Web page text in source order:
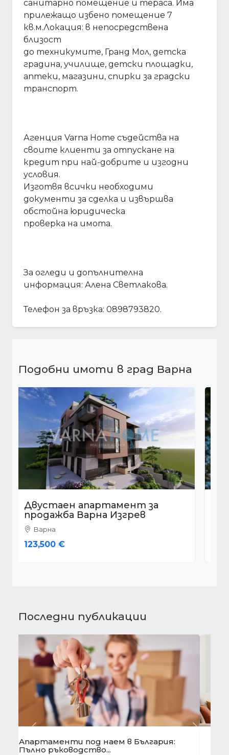
санитарно помещение и тераса. Има
прилежащо избено помещение 7
кв.м.Локация: в непосредствена
близост
до техникумите, Гранд Мол, детска
градина, училище, детски площадки,
аптеки, магазини, спирки за градски
транспорт.
Агенция Varna Home съдейства на
своите клиенти за отпускане на
кредит при най-добрите и изгодни
условия.
Изготвя всички необходими
документи за сделка и извършва
обстойна юридическа
проверка на имота.
За огледи и допълнителна
информация: Алена Светлакова.
Телефон за връзка: 0898793820.
Подобни имоти в град Варна
Двустаен апартамент за
продажба Варна Център
Варна
105,000 €
Последни публикации
Готови завеси за хол на една ръка
разстояние